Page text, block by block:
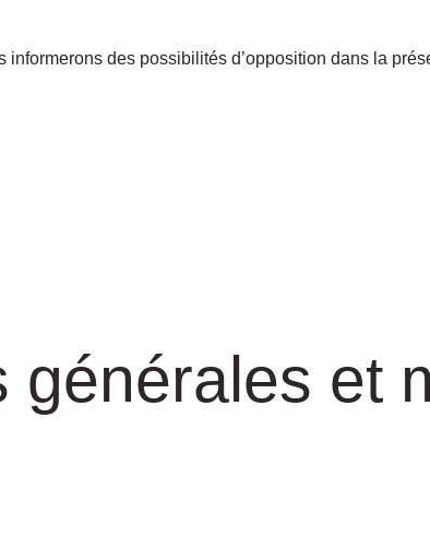
des possibilités d’opposition dans la
générales et